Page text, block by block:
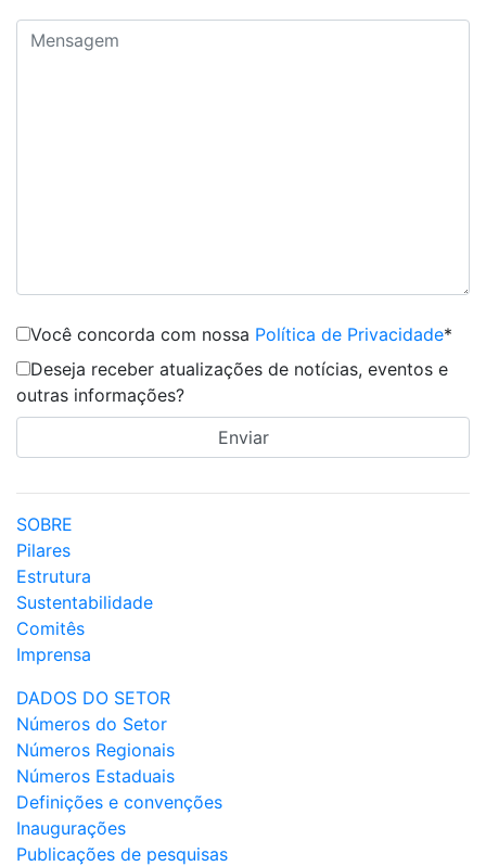
Você concorda com nossa Política de Privacidade*
Deseja receber atualizações de notícias, eventos e
outras informações?
SOBRE
Pilares
Estrutura
Sustentabilidade
Comitês
Imprensa
DADOS DO SETOR
Números do Setor
Números Regionais
Números Estaduais
Definições e convenções
Inaugurações
Publicações de pesquisas